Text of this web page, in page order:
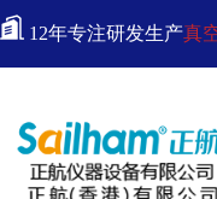
12年专注研发生产真